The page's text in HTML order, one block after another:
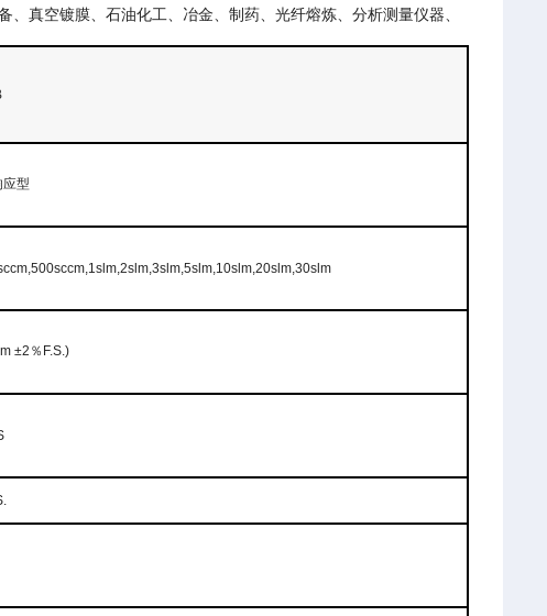
真空镀膜、石油化工、冶金、制药、光纤熔炼、分析测量仪器、
型
±2％F.S.)